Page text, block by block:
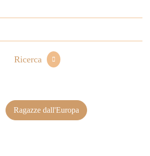
Ricerca
Ragazze dall'Europa